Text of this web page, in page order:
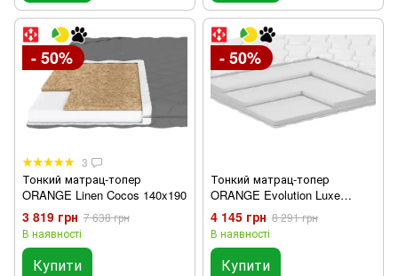
- 50%
3
Тонкий матрац-топер
ORANGE Linen Cocos 140x190
3 819 грн 7 638 грн
В наявності
Купити
- 50%
Тонкий матрац-топер
ORANGE Evolution Luxe
140х190 см
4 145 грн 8 291 грн
В наявності
Купити